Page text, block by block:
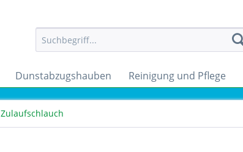
Dunstabzugshauben Reinigung und Pflege
Zulaufschlauch